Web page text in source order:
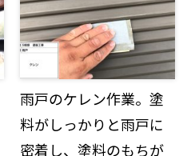
雨戸のケレン作業。塗
料がしっかりと雨戸に
密着し、塗料のもちが